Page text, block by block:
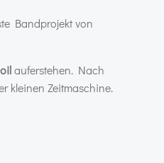
Bandprojekt von
auferstehen. Nach
kleinen Zeitmaschine.